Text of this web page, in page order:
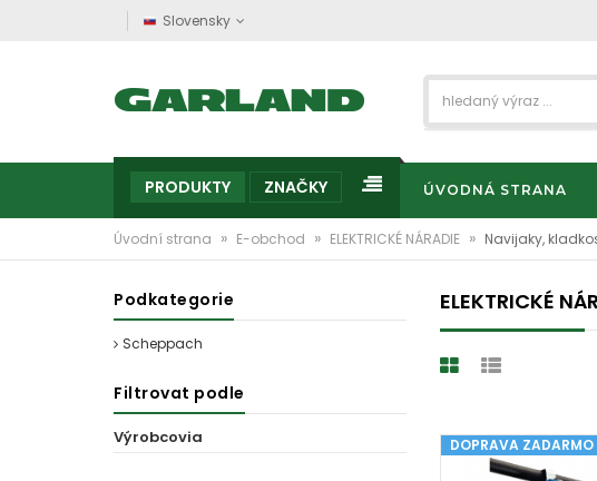
Slovensky
PRODUKTY ZNAČKY ÚVODNÁ STRANA
Úvodní strana » E-obchod » ELEKTRICKÉ NÁRADIE » Navijaky,
ELEKTRICKÉ
DOPRAVA ZADARMO
Podkategorie
Scheppach
Filtrovat podle
Výrobcovia